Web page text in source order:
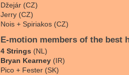
Džejár (CZ)
Jerry (CZ)
Nois + Spiriakos (CZ)
E-motion members of the best
4 Strings (NL)
Bryan Kearney (IR)
Pico + Fester (SK)